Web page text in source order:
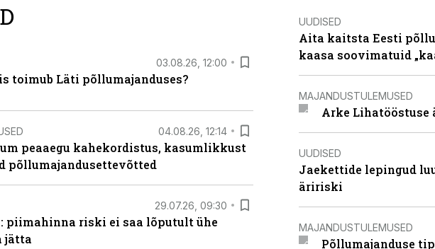
03.08.26, 12:00
toimub Läti põllumajanduses?
04.08.26, 12:14
peaaegu kahekordistus, kasumlikkust
põllumajandusettevõtted
29.07.26, 09:30
piimahinna riski ei saa lõputult ühe
jätta
UUDISED
Aita kaitsta Eesti
kaasa soovimatuid
MAJANDUSTULEMUSED
Arke Lihatööstuse
UUDISED
Jaekettide lepingud
äririski
MAJANDUSTULEMUSED
Põllumajanduse